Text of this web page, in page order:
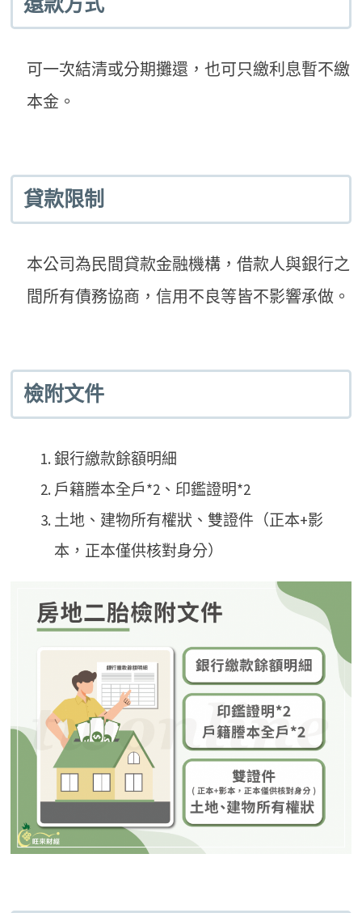
可一次結清或分期攤還，也可只繳利息暫不繳
本金。
貸款限制
本公司為民間貸款金融機構，借款人與銀行之
間所有債務協商，信用不良等皆不影響承做。
檢附文件
銀行繳款餘額明細
戶籍謄本全戶*2、印鑑證明*2
土地、建物所有權狀、雙證件（正本+影
本，正本僅供核對身分）